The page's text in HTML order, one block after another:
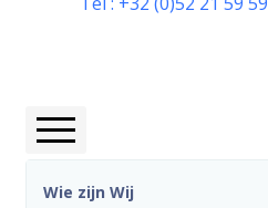
Wie zijn wij
Wie zijn Wij